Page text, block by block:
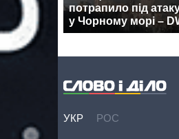
потрапило під
у Чорному морі –
УКР РОС